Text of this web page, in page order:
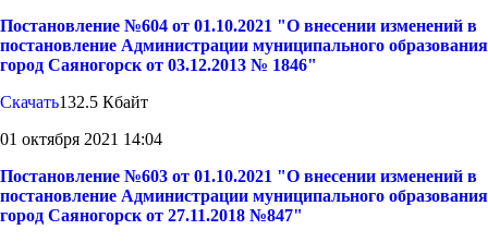
Постановление №604 от 01.10.2021 "О внесении изменений в
постановление Администрации муниципального образования
город Саяногорск от 03.12.2013 № 1846"
Скачать132.5 Кбайт
01 октября 2021 14:04
Постановление №603 от 01.10.2021 "О внесении изменений в
постановление Администрации муниципального образования
город Саяногорск от 27.11.2018 №847"